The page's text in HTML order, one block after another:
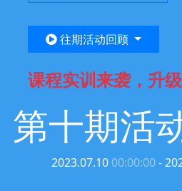
往期活动回顾
课程实训来袭，升
第十期活
2023.07.10 00:00:00-